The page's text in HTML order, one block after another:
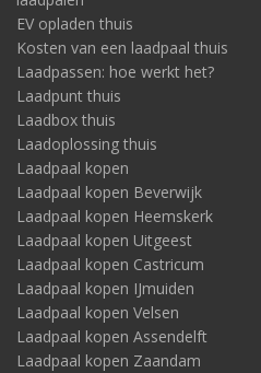
EV opladen thuis
Kosten van een laadpaal thuis
Laadpassen: hoe werkt het?
Laadpunt thuis
Laadbox thuis
Laadoplossing thuis
Laadpaal kopen
Laadpaal kopen Beverwijk
Laadpaal kopen Heemskerk
Laadpaal kopen Uitgeest
Laadpaal kopen Castricum
Laadpaal kopen IJmuiden
Laadpaal kopen Velsen
Laadpaal kopen Assendelft
Laadpaal kopen Zaandam